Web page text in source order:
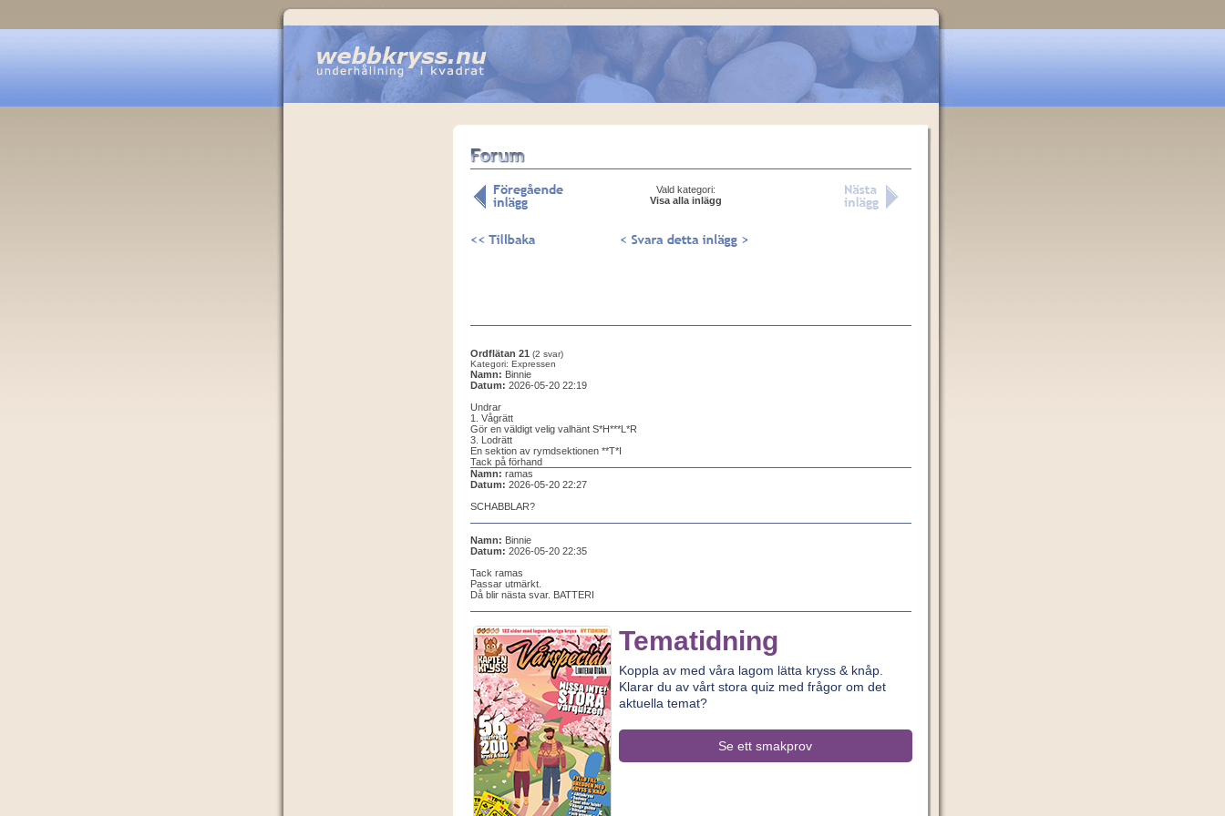
Vald kategori:
Visa alla inlägg
Ordflätan 21 (2 svar)
Kategori: Expressen
Namn: Binnie
Datum: 2026-05-20 22:19
Undrar
1. Vågrätt
Gör en väldigt velig valhänt S*H***L*R
3. Lodrätt
En sektion av rymdsektionen **T*I
Tack på förhand
Namn: ramas
Datum: 2026-05-20 22:27
SCHABBLAR?
Namn: Binnie
Datum: 2026-05-20 22:35
Tack ramas
Passar utmärkt.
Då blir nästa svar. BATTERI
Tematidning
Koppla av med våra lagom lätta kryss & knåp.
Klarar du av vårt stora quiz med frågor om det
aktuella temat?
Se ett smakprov